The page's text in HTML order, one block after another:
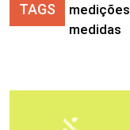
TAGS
medições
medidas